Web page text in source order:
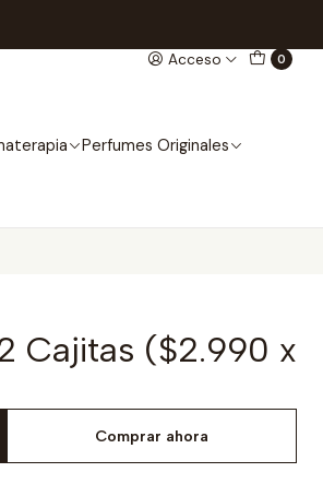
Acceso 0
Perfumes Originales
Cajitas ($2.990 x
Comprar ahora